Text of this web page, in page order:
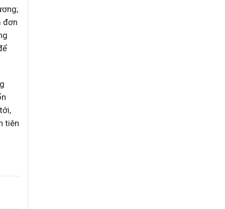
đơn
tiên